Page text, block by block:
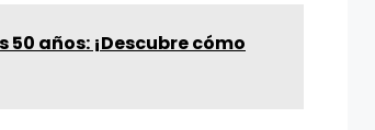
años: ¡Descubre cómo